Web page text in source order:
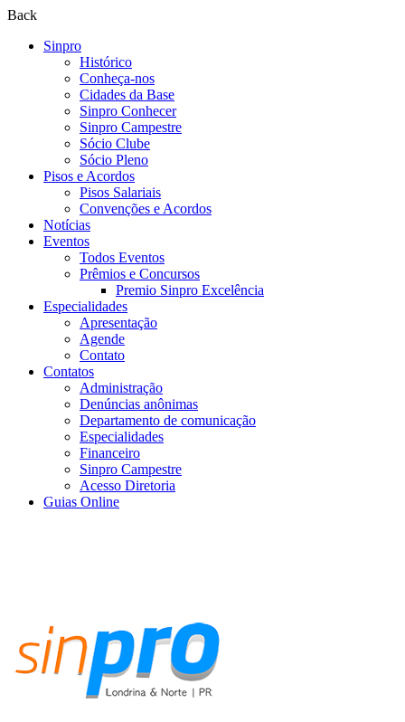
Back
Sinpro
Histórico
Conheça-nos
Cidades da Base
Sinpro Conhecer
Sinpro Campestre
Sócio Clube
Sócio Pleno
Pisos e Acordos
Pisos Salariais
Convenções e Acordos
Notícias
Eventos
Todos Eventos
Prêmios e Concursos
Premio Sinpro Excelência
Especialidades
Apresentação
Agende
Contato
Contatos
Administração
Denúncias anônimas
Departamento de comunicação
Especialidades
Financeiro
Sinpro Campestre
Acesso Diretoria
Guias Online